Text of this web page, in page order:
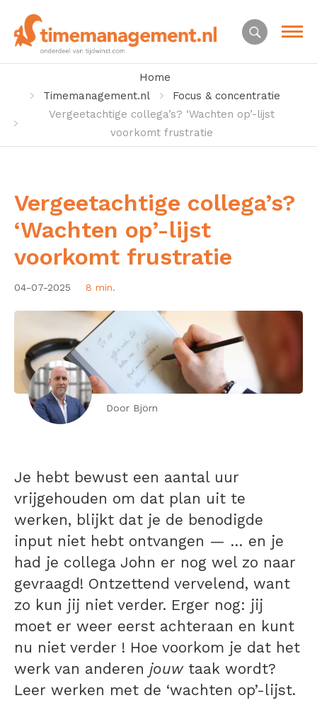
Home
Timemanagement.nl
Focus & concentratie
Vergeetachtige collega’s? ‘Wachten op’-lijst
voorkomt frustratie
Vergeetachtige collega’s?
‘Wachten op’-lijst
voorkomt frustratie
04-07-2025 8 min.
Door Björn
Je hebt bewust een aantal uur
vrijgehouden om dat plan uit te
werken, blijkt dat je de benodigde
input niet hebt ontvangen — … en je
had je collega John er nog wel zo naar
gevraagd! Ontzettend vervelend, want
zo kun jij niet verder. Erger nog: jij
moet er weer eerst achteraan en kunt
nu niet verder ! Hoe voorkom je dat het
werk van anderen jouwtaak wordt?
Leer werken met de ‘wachten op’-lijst.